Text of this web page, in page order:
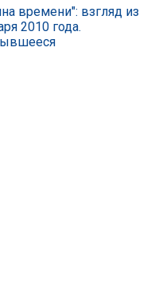
времени": взгляд из
2010 года.